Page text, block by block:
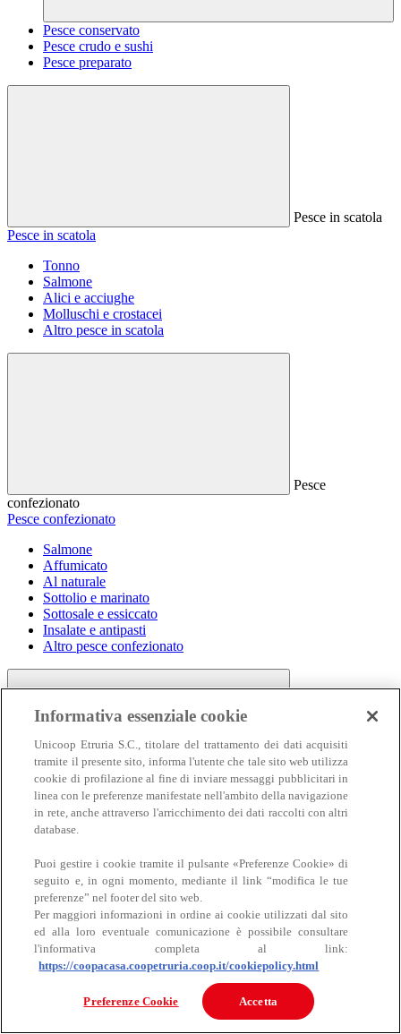
Pesce conservato
Pesce crudo e sushi
Pesce preparato
Pesce in scatola
Pesce in scatola
Tonno
Salmone
Alici e acciughe
Molluschi e crostacei
Altro pesce in scatola
Pesce
confezionato
Pesce confezionato
Salmone
Affumicato
Al naturale
Sottolio e marinato
Sottosale e essiccato
Insalate e antipasti
Altro pesce confezionato
Carne
Carne
Bovino
Informativa essenziale cookie
Unicoop Etruria S.C., titolare del trattamento dei dati acquisiti
tramite il presente sito, informa l'utente che tale sito web utilizza
cookie di profilazione al fine di inviare messaggi pubblicitari in
linea con le preferenze manifestate nell'ambito della navigazione
in rete, anche attraverso l'arricchimento dei dati raccolti con altri
database.
Puoi gestire i cookie tramite il pulsante «Preferenze Cookie» di
seguito e, in ogni momento, mediante il link “modifica le tue
preferenze” nel footer del sito web.
Per maggiori informazioni in ordine ai cookie utilizzati dal sito
ed alla loro eventuale comunicazione è possibile consultare
l'informativa completa al link:
https://coopacasa.coopetruria.coop.it/cookiepolicy.html
Preferenze Cookie Accetta